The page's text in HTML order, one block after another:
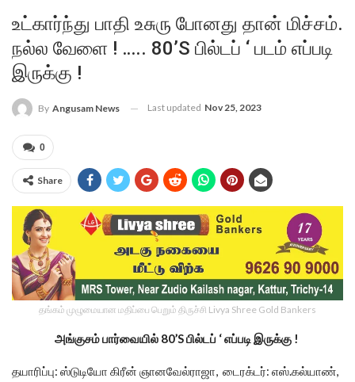
உட்கார்ந்து பாதி உசுரு போனது தான் மிச்சம்.
நல்ல வேளை ! ….. 80’S பில்டப் ‘ படம் எப்படி
இருக்கு !
By Angusam News Last updated Nov 25, 2023
0
Share
தங்கம் முழுமையான மதிப்பை பெறும் திருச்சி Livya Shree Gold Bankers
அங்குசம் பார்வையில் 80’S பில்டப் ‘ எப்படி இருக்கு !
தயாரிப்பு: ஸ்டுடியோ கிரீன் ஞானவேல்ராஜா, டைரக்டர்: எஸ்.கல்யாண்,